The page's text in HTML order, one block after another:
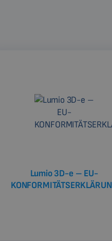
Lumio 3D-e – EU-